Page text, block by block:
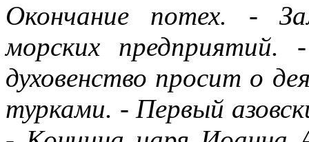
Окончание потех. -
морских
духовенство просит о
турками. - Первый